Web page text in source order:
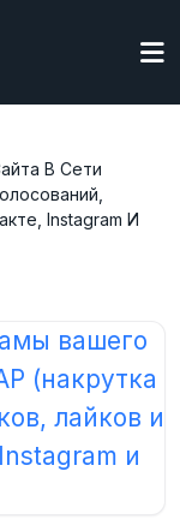
В Сети
Instagram И